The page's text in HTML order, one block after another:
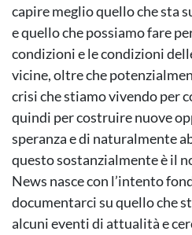
capire meglio quello che sta
e quello che possiamo fare
condizioni e le condizioni
vicine, oltre che
crisi che stiamo vivendo per
quindi per costruire nuove
speranza e di naturalmente
questo sostanzialmente è il
News nasce con l’intento
documentarci su quello che
alcuni eventi di attualità e